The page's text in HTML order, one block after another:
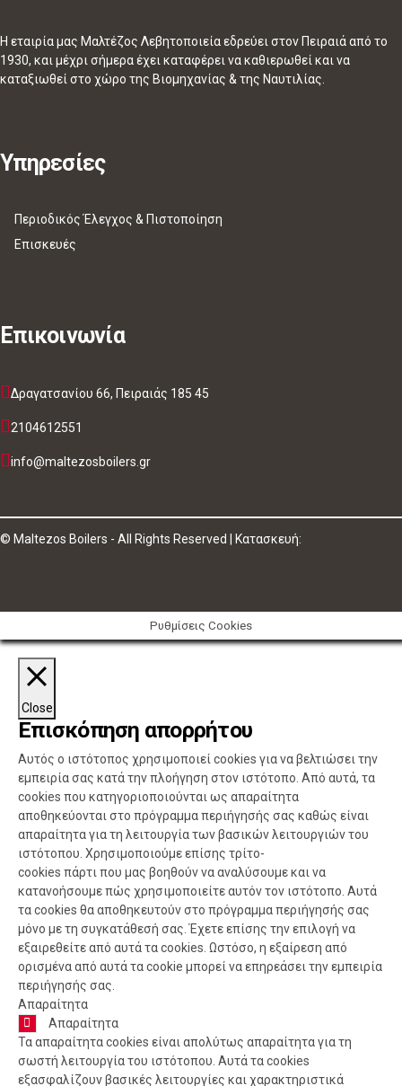
Η εταιρία μας Μαλτέζος Λεβητοποιεία εδρεύει στον Πειραιά από το
1930, και μέχρι σήμερα έχει καταφέρει να καθιερωθεί και να
καταξιωθεί στο χώρο της Βιομηχανίας & της Ναυτιλίας.
Υπηρεσίες
Περιοδικός Έλεγχος & Πιστοποίηση
Επισκευές
Επικοινωνία
Δραγατσανίου 66, Πειραιάς 185 45
2104612551
info@maltezosboilers.gr
© Maltezos Boilers - All Rights Reserved | Κατασκευή:
Ρυθμίσεις Cookies
Close
Επισκόπηση απορρήτου
Αυτός ο ιστότοπος χρησιμοποιεί cookies για να βελτιώσει την
εμπειρία σας κατά την πλοήγηση στον ιστότοπο. Από αυτά, τα
cookies που κατηγοριοποιούνται ως απαραίτητα
αποθηκεύονται στο πρόγραμμα περιήγησής σας καθώς είναι
απαραίτητα για τη λειτουργία των βασικών λειτουργιών του
ιστότοπου. Χρησιμοποιούμε επίσης τρίτο-
cookies πάρτι που μας βοηθούν να αναλύσουμε και να
κατανοήσουμε πώς χρησιμοποιείτε αυτόν τον ιστότοπο. Αυτά
τα cookies θα αποθηκευτούν στο πρόγραμμα περιήγησής σας
μόνο με τη συγκατάθεσή σας. Έχετε επίσης την επιλογή να
εξαιρεθείτε από αυτά τα cookies. Ωστόσο, η εξαίρεση από
ορισμένα από αυτά τα cookie μπορεί να επηρεάσει την εμπειρία
περιήγησής σας.
Απαραίτητα
Απαραίτητα
Τα απαραίτητα cookies είναι απολύτως απαραίτητα για τη
σωστή λειτουργία του ιστότοπου. Αυτά τα cookies
εξασφαλίζουν βασικές λειτουργίες και χαρακτηριστικά